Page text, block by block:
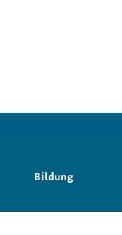
Bildung